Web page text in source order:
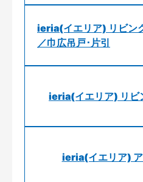
ieria(イエリア) リビン
／巾広吊戸･片引
ieria(イエリア) リビ
ieria(イエリア)